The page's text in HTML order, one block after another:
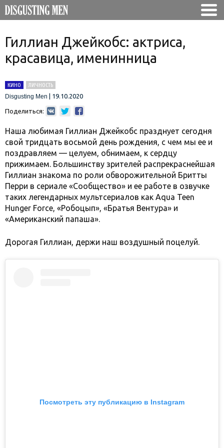
Гиллиан Джейкобс: актриса,
красавица, именинница
КИНО
ЛИЧНОСТЬ
Disgusting Men
19.10.2020
Поделиться:
Наша любимая Гиллиан Джейкобс празднует сегодня
свой тридцать восьмой день рождения, с чем мы ее и
поздравляем — целуем, обнимаем, к сердцу
прижимаем. Большинству зрителей распрекраснейшая
Гиллиан знакома по роли обворожительной Бритты
Перри в сериале «Сообщество» и ее работе в озвучке
таких легендарных мультсериалов как Aqua Teen
Hunger Force, «Робоцып», «Братья Вентура» и
«Американский папаша».
Дорогая Гиллиан, держи наш воздушный поцелуй.
Посмотреть эту публикацию в Instagram